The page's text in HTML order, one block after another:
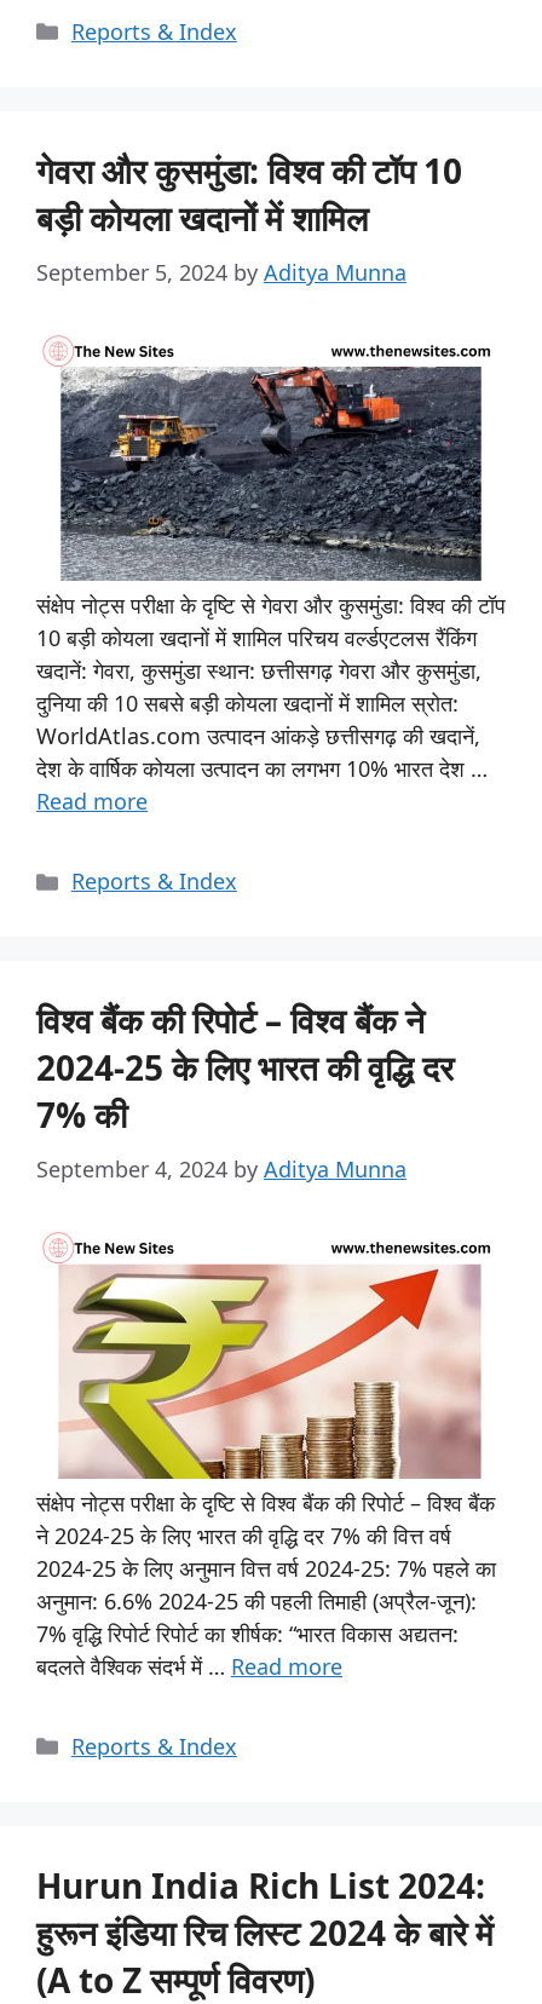
Reports & Index
गेवरा और कुसमुंडा: विश्व की टॉप 10
बड़ी कोयला खदानों में शामिल
September 5, 2024 by Aditya Munna
संक्षेप नोट्स परीक्षा के दृष्टि से गेवरा और कुसमुंडा: विश्व की टॉप
10 बड़ी कोयला खदानों में शामिल परिचय वर्ल्डएटलस रैंकिंग
खदानें: गेवरा, कुसमुंडा स्थान: छत्तीसगढ़ गेवरा और कुसमुंडा,
दुनिया की 10 सबसे बड़ी कोयला खदानों में शामिल स्रोत:
WorldAtlas.com उत्पादन आंकड़े छत्तीसगढ़ की खदानें,
देश के वार्षिक कोयला उत्पादन का लगभग 10% भारत देश …
Read more
Reports & Index
विश्व बैंक की रिपोर्ट – विश्व बैंक ने
2024-25 के लिए भारत की वृद्धि दर
7% की
September 4, 2024 by Aditya Munna
संक्षेप नोट्स परीक्षा के दृष्टि से विश्व बैंक की रिपोर्ट – विश्व बैंक
ने 2024-25 के लिए भारत की वृद्धि दर 7% की वित्त वर्ष
2024-25 के लिए अनुमान वित्त वर्ष 2024-25: 7% पहले का
अनुमान: 6.6% 2024-25 की पहली तिमाही (अप्रैल-जून):
7% वृद्धि रिपोर्ट रिपोर्ट का शीर्षक: “भारत विकास अद्यतन:
बदलते वैश्विक संदर्भ में … Read more
Reports & Index
Hurun India Rich List 2024:
हुरून इंडिया रिच लिस्ट 2024 के बारे में
(A to Z सम्पूर्ण विवरण)